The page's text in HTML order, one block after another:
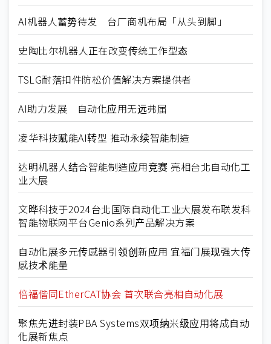
AI机器人蓄势待发 台厂商机布局「从头到脚」
史陶比尔机器人正在改变传统工作型态
TSLG耐落扣件防松价值解决方案提供者
AI助力发展 自动化应用无远弗届
凌华科技赋能AI转型 推动永续智能制造
达明机器人结合智能制造应用竞赛 亮相台北自动化工
业大展
文晔科技于2024台北国际自动化工业大展发布联发科
智能物联网平台Genio系列产品解决方案
自动化展多元传感器引领创新应用 宜福门展现强大传
感技术能量
倍福偕同EtherCAT协会 首次联合亮相自动化展
聚焦先进封装PBA Systems双项纳米级应用将成自动
化展新焦点